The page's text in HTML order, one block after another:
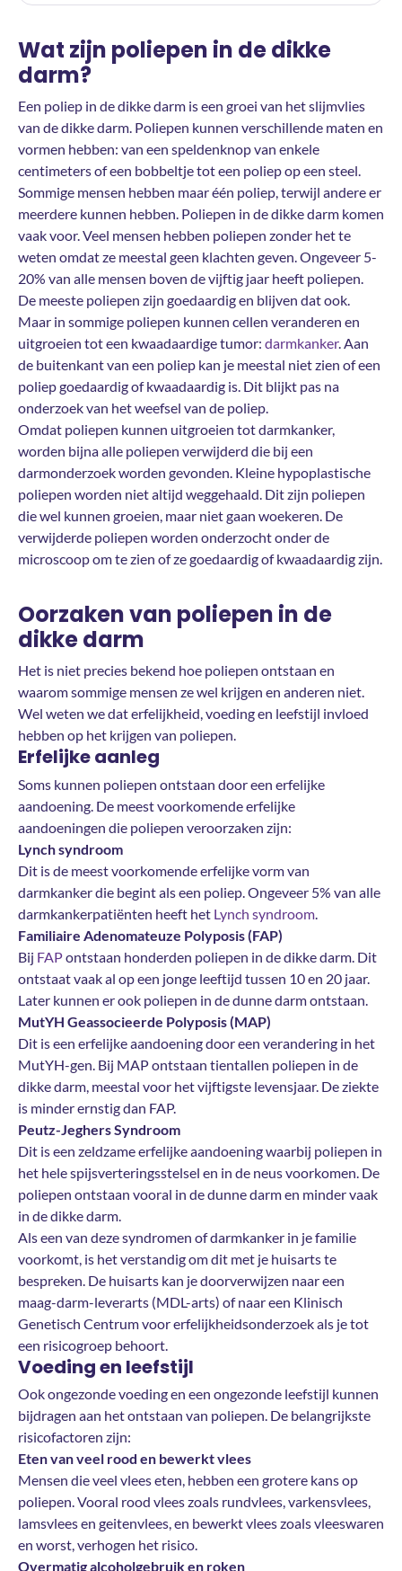
Wat zijn poliepen in de dikke
darm?
Een poliep in de dikke darm is een groei van het slijmvlies
van de dikke darm. Poliepen kunnen verschillende maten en
vormen hebben: van een speldenknop van enkele
centimeters of een bobbeltje tot een poliep op een steel.
Sommige mensen hebben maar één poliep, terwijl andere er
meerdere kunnen hebben. Poliepen in de dikke darm komen
vaak voor. Veel mensen hebben poliepen zonder het te
weten omdat ze meestal geen klachten geven. Ongeveer 5-
20% van alle mensen boven de vijftig jaar heeft poliepen.
De meeste poliepen zijn goedaardig en blijven dat ook.
Maar in sommige poliepen kunnen cellen veranderen en
uitgroeien tot een kwaadaardige tumor: darmkanker. Aan
de buitenkant van een poliep kan je meestal niet zien of een
poliep goedaardig of kwaadaardig is. Dit blijkt pas na
onderzoek van het weefsel van de poliep.
Omdat poliepen kunnen uitgroeien tot darmkanker,
worden bijna alle poliepen verwijderd die bij een
darmonderzoek worden gevonden. Kleine hypoplastische
poliepen worden niet altijd weggehaald. Dit zijn poliepen
die wel kunnen groeien, maar niet gaan woekeren. De
verwijderde poliepen worden onderzocht onder de
microscoop om te zien of ze goedaardig of kwaadaardig zijn.
Oorzaken van poliepen in de
dikke darm
Het is niet precies bekend hoe poliepen ontstaan en
waarom sommige mensen ze wel krijgen en anderen niet.
Wel weten we dat erfelijkheid, voeding en leefstijl invloed
hebben op het krijgen van poliepen.
Erfelijke aanleg
Soms kunnen poliepen ontstaan door een erfelijke
aandoening. De meest voorkomende erfelijke
aandoeningen die poliepen veroorzaken zijn:
Lynch syndroom
Dit is de meest voorkomende erfelijke vorm van
darmkanker die begint als een poliep. Ongeveer 5% van alle
darmkankerpatiënten heeft het Lynch syndroom
Familiaire Adenomateuze Polyposis (FAP)
Bij FAPontstaan honderden poliepen in de dikke darm. Dit
ontstaat vaak al op een jonge leeftijd tussen 10 en 20 jaar.
Later kunnen er ook poliepen in de dunne darm ontstaan.
MutYH Geassocieerde Polyposis (MAP)
Dit is een erfelijke aandoening door een verandering in het
MutYH-gen. Bij MAP ontstaan tientallen poliepen in de
dikke darm, meestal voor het vijftigste levensjaar. De ziekte
is minder ernstig dan FAP.
Peutz-Jeghers Syndroom
Dit is een zeldzame erfelijke aandoening waarbij poliepen in
het hele spijsverteringsstelsel en in de neus voorkomen. De
poliepen ontstaan vooral in de dunne darm en minder vaak
in de dikke darm.
Als een van deze syndromen of darmkanker in je familie
voorkomt, is het verstandig om dit met je huisarts te
bespreken. De huisarts kan je doorverwijzen naar een
maag-darm-leverarts (MDL-arts) of naar een Klinisch
Genetisch Centrum voor erfelijkheidsonderzoek als je tot
een risicogroep behoort.
Voeding en leefstijl
Ook ongezonde voeding en een ongezonde leefstijl kunnen
bijdragen aan het ontstaan van poliepen. De belangrijkste
risicofactoren zijn:
Eten van veel rood en bewerkt vlees
Mensen die veel vlees eten, hebben een grotere kans op
poliepen. Vooral rood vlees zoals rundvlees, varkensvlees,
lamsvlees en geitenvlees, en bewerkt vlees zoals vleeswaren
en worst, verhogen het risico.
Overmatig alcoholgebruik en roken